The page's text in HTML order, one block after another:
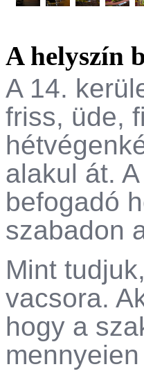
A helyszín
A 14.
friss, üde,
alakul át.
befogadó
szabadon
Mint
vacsora.
hogy a